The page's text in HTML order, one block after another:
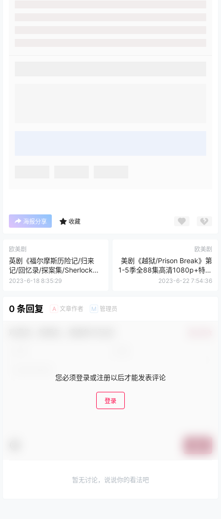
海报分享 收藏
欧美剧
英剧《福尔摩斯历险记/归来
记/回忆录/探案集/Sherlock
Holmes》全七季41集高清英语
2023-6-18 8:35:29
欧美剧
美剧《越狱/Prison Break》第
1-5季全88集高清1080p+特别
篇最后一越
2023-6-22 7:54:36
0 条回复 A 文章作者 M 管理员
您必须登录或注册以后才能发表评论
登录
暂无讨论，说说你的看法吧